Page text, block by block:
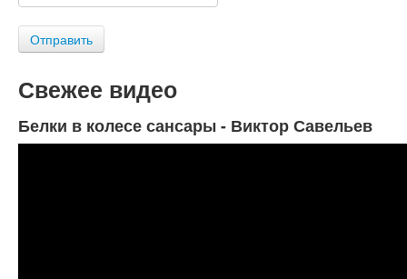
Отправить
Свежее видео
Белки в колесе сансары - Виктор Савельев